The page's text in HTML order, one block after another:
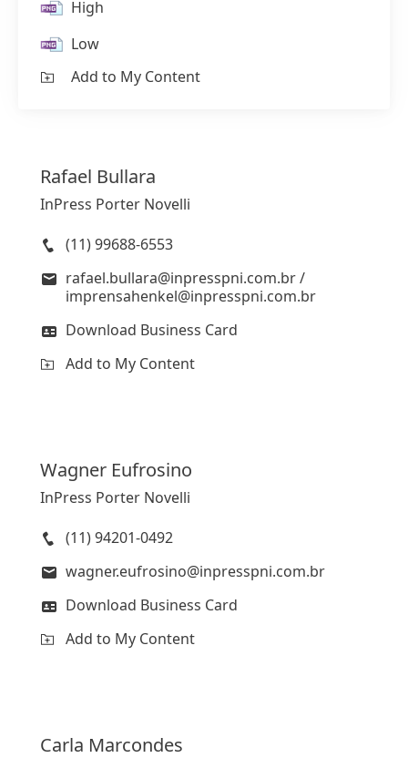
High
Low
Add to My Content
Rafael Bullara
InPress Porter Novelli
(11) 99688-6553
rafael.bullara@inpresspni.com.br /
imprensahenkel@inpresspni.com.br
Download Business Card
Add to My Content
Wagner Eufrosino
InPress Porter Novelli
(11) 94201-0492
wagner.eufrosino@inpresspni.com.br
Download Business Card
Add to My Content
Carla Marcondes